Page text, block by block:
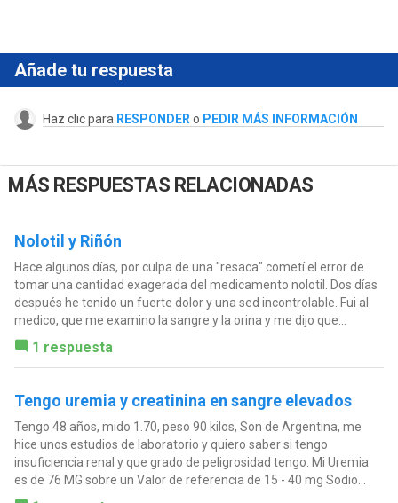
Añade tu respuesta
Haz clic para RESPONDER o PEDIR MÁS INFORMACIÓN
MÁS RESPUESTAS RELACIONADAS
Nolotil y Riñón
Hace algunos días, por culpa de una "resaca" cometí el error de
tomar una cantidad exagerada del medicamento nolotil. Dos días
después he tenido un fuerte dolor y una sed incontrolable. Fui al
medico, que me examino la sangre y la orina y me dijo que...
1 respuesta
Tengo uremia y creatinina en sangre elevados
Tengo 48 años, mido 1.70, peso 90 kilos, Son de Argentina, me
hice unos estudios de laboratorio y quiero saber si tengo
insuficiencia renal y que grado de peligrosidad tengo. Mi Uremia
es de 76 MG sobre un Valor de referencia de 15 - 40 mg Sodio...